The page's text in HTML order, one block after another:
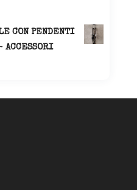
CON PENDENTI
ACCESSORI